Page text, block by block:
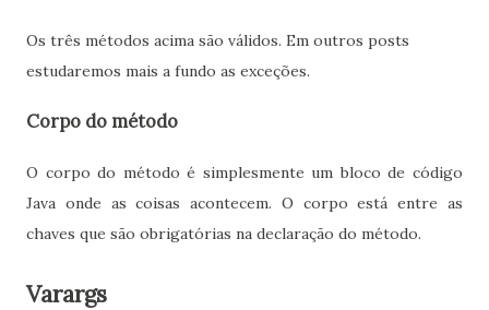
Os três métodos acima são válidos. Em outros posts
estudaremos mais a fundo as exceções.
Corpo do método
O corpo do método é simplesmente um bloco de código
Java onde as coisas acontecem. O corpo está entre as
chaves que são obrigatórias na declaração do método.
Varargs